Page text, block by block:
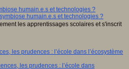
humain.e.s et technologies ?
les apprentissages scolaires et s'inscrit
les prudences : l’école dans l’écosystème